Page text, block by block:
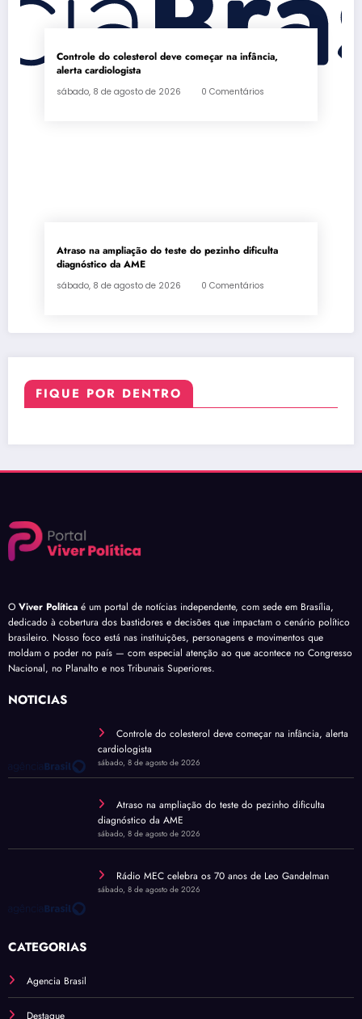
Controle do colesterol deve começar na infância,
alerta cardiologista
sábado, 8 de agosto de 2026 0 Comentários
Atraso na ampliação do teste do pezinho dificulta
diagnóstico da AME
sábado, 8 de agosto de 2026 0 Comentários
FIQUE POR DENTRO
O Viver Política é um portal de notícias independente, com sede em Brasília,
dedicado à cobertura dos bastidores e decisões que impactam o cenário político
brasileiro. Nosso foco está nas instituições, personagens e movimentos que
moldam o poder no país — com especial atenção ao que acontece no Congresso
Nacional, no Planalto e nos Tribunais Superiores.
NOTÍCIAS
Controle do colesterol deve começar na infância, alerta
cardiologista
sábado, 8 de agosto de 2026
Atraso na ampliação do teste do pezinho dificulta
diagnóstico da AME
sábado, 8 de agosto de 2026
Rádio MEC celebra os 70 anos de Leo Gandelman
sábado, 8 de agosto de 2026
CATEGORIAS
Agencia Brasil
Destaque